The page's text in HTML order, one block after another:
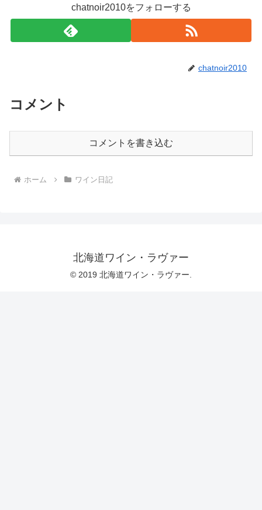
chatnoir2010をフォローする
chatnoir2010
コメント
コメントを書き込む
ホーム ワイン日記
北海道ワイン・ラヴァー
© 2019 北海道ワイン・ラヴァー.